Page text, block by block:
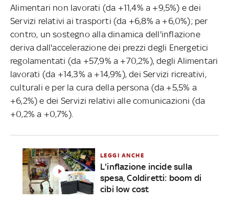
Alimentari non lavorati (da +11,4% a +9,5%) e dei
Servizi relativi ai trasporti (da +6,8% a +6,0%); per
contro, un sostegno alla dinamica dell'inflazione
deriva dall'accelerazione dei prezzi degli Energetici
regolamentati (da +57,9% a +70,2%), degli Alimentari
lavorati (da +14,3% a +14,9%), dei Servizi ricreativi,
culturali e per la cura della persona (da +5,5% a
+6,2%) e dei Servizi relativi alle comunicazioni (da
+0,2% a +0,7%).
LEGGI ANCHE
L'inflazione incide sulla
spesa, Coldiretti: boom di
cibi low cost